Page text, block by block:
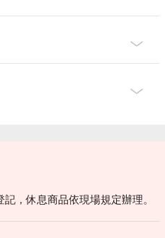
，休息商品依現場規定辦理。